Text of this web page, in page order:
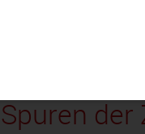
Der
Spuren